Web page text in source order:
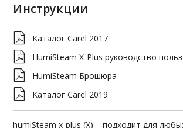
Инструкции
Каталог Carel 2017
HumiSteam X-Plus руководство
HumiSteam Брошюра
Каталог Carel 2019
humiSteam x-plus (X) – подходит для